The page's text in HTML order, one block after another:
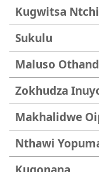
Kugwitsa
Sukulu
Maluso
Zokhudza
Makhalidwe
Nthawi